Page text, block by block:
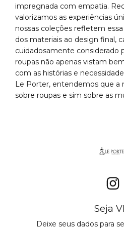
impregnada com empatia.
valorizamos as experiências
nossas coleções refletem
dos materiais ao design final,
cuidadosamente considerado
roupas não apenas vistam
com as histórias e
Le Porter, entendemos que a
sobre roupas e sim sobre as
Seja
Deixe seus dados para